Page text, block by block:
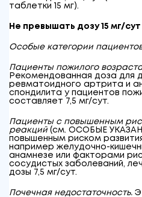
таблетки 15 мг).
Не превышать дозу 15 мг/сут
Особые категории
Пациенты пожилого
Рекомендованная доза для
ревматоидного артрита и
спондилита у пациентов
составляет 7,5 мг/сут.
Пациенты с повышенным
реакций(см. ОСОБЫЕ
повышенным риском
например желудочно-
анамнезе или факторами
сосудистых заболеваний,
дозы 7,5 мг/сут.
Почечная недостаточность.